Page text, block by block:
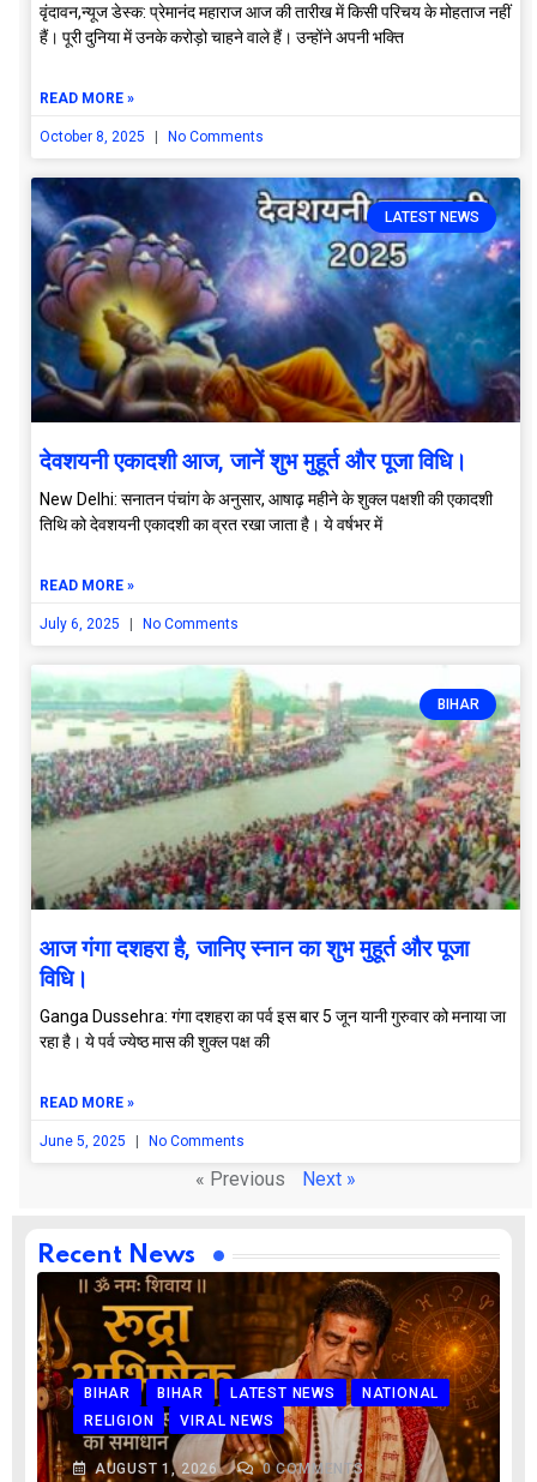
वृंदावन,न्यूज डेस्क: प्रेमानंद महाराज आज की तारीख में किसी परिचय के मोहताज नहीं
हैं। पूरी दुनिया में उनके करोड़ो चाहने वाले हैं। उन्होंने अपनी भक्ति
READ MORE »
October 8, 2025 No Comments
LATEST NEWS
देवशयनी एकादशी आज, जानें शुभ मुहूर्त और पूजा विधि।
New Delhi: सनातन पंचांग के अनुसार, आषाढ़ महीने के शुक्ल पक्षशी की एकादशी
तिथि को देवशयनी एकादशी का व्रत रखा जाता है। ये वर्षभर में
READ MORE »
July 6, 2025 No Comments
BIHAR
आज गंगा दशहरा है, जानिए स्नान का शुभ मुहूर्त और पूजा
विधि।
Ganga Dussehra: गंगा दशहरा का पर्व इस बार 5 जून यानी गुरुवार को मनाया जा
रहा है। ये पर्व ज्येष्ठ मास की शुक्ल पक्ष की
READ MORE »
June 5, 2025 No Comments
« Previous Next »
Recent News
BIHAR BIHAR LATEST NEWS
NATIONAL
RELIGION
VIRAL NEWS
AUGUST 1, 2026 0COMMENTS